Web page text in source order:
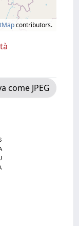
contributors.
come JPEG